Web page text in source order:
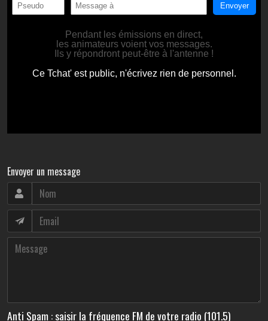
Envoyer un message
Anti Spam : saisir la fréquence FM de votre radio (101.5)